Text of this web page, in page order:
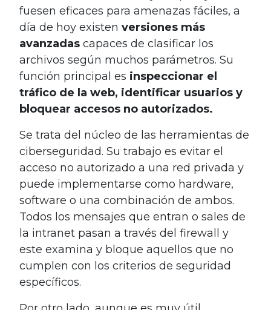
fuesen eficaces para amenazas fáciles, a
día de hoy existen versiones más
avanzadas capaces de clasificar los
archivos según muchos parámetros. Su
función principal es inspeccionar el
tráfico de la web, identificar usuarios y
bloquear accesos no autorizados.
Se trata del núcleo de las herramientas de
ciberseguridad. Su trabajo es evitar el
acceso no autorizado a una red privada y
puede implementarse como hardware,
software o una combinación de ambos.
Todos los mensajes que entran o sales de
la intranet pasan a través del firewall y
este examina y bloque aquellos que no
cumplen con los criterios de seguridad
específicos.